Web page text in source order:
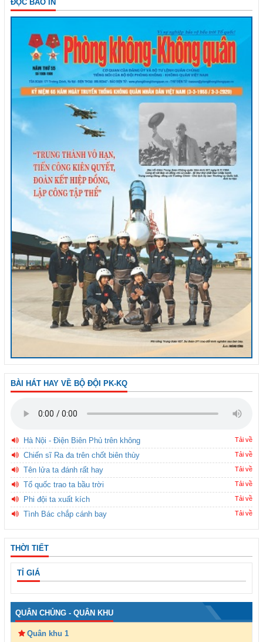
ĐỌC BÁO IN
BÀI HÁT HAY VỀ BỘ ĐỘI PK-KQ
Hà Nội - Điện Biên Phủ trên không Tải về
Chiến sĩ Ra đa trên chốt biên thùy Tải về
Tên lửa ta đánh rất hay Tải về
Tổ quốc trao ta bầu trời Tải về
Phi đội ta xuất kích Tải về
Tình Bác chắp cánh bay Tải về
THỜI TIẾT
TỈ GIÁ
QUÂN CHỦNG - QUÂN KHU
Quân khu 1